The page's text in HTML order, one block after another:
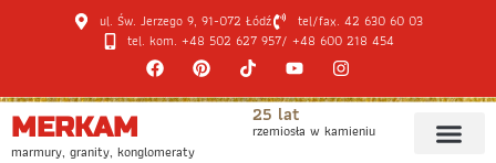
ul. Św. Jerzego 9, 91-072 Łódź
tel/fax. 42 630 60 03
tel. kom. +48 502 627 957/ +48 600 218 454
MERKAM
marmury, granity, konglomeraty
25 lat
rzemiosła w kamieniu